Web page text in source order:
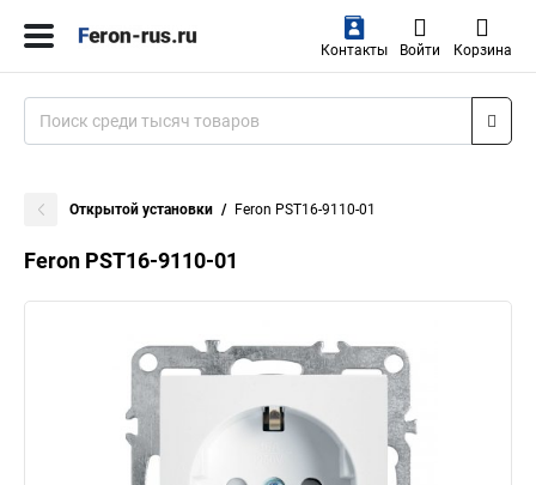
Контакты Войти Корзина
Открытой установки Feron PST16-9110-01
Feron PST16-9110-01